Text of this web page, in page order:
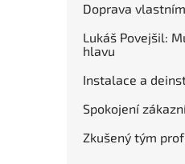
Doprava
Lukáš Povejšil:
hlavu
Instalace a
Spokojení
Zkušený tým